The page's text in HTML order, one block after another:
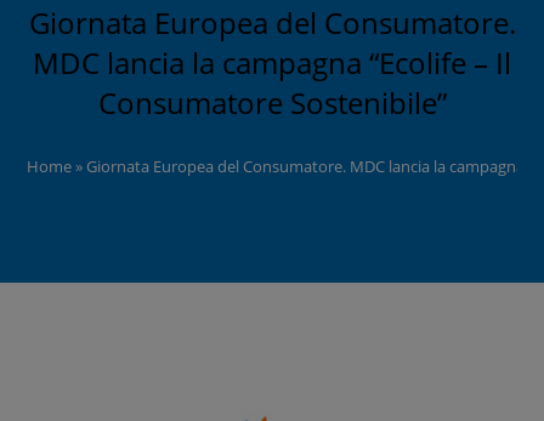
Giornata Europea del Consumatore.
MDC lancia la campagna “Ecolife – Il
Consumatore Sostenibile”
Home» Giornata Europea del Consumatore. MDC lancia la campagna